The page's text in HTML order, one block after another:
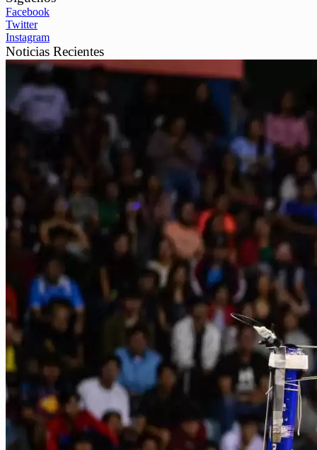
Facebook
Twitter
Instagram
Noticias Recientes